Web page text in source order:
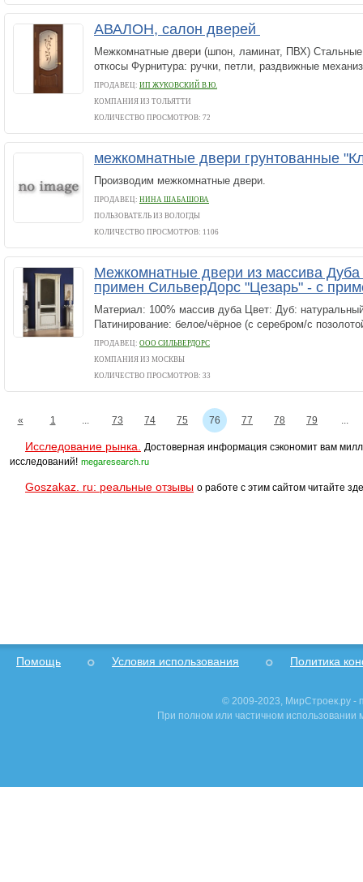
АВАЛОН, салон дверей
Межкомнатные двери (шпон, ламинат, ПВХ)
откосы Фурнитура: ручки, петли, раздвижные
ПРОДАВЕЦ: ИП ЖУКОВСКИЙ В.Ю.
КОМПАНИЯ ИЗ ТОЛЬЯТТИ
КОЛИЧЕСТВО ПРОСМОТРОВ: 72
межкомнатные двери грунтованные
Производим межкомнатные двери.
ПРОДАВЕЦ: НИНА ШАБАШОВА
ПОЛЬЗОВАТЕЛЬ ИЗ ВОЛОГДЫ
КОЛИЧЕСТВО ПРОСМОТРОВ: 1106
Межкомнатные двери из массива Дуба
примен СильверДорс "Цезарь" - с
Материал: 100% массив дуба Цвет: Дуб:
Патинирование: белое/чёрное (с серебром/с
ПРОДАВЕЦ: ООО СИЛЬВЕРДОРС
КОМПАНИЯ ИЗ МОСКВЫ
КОЛИЧЕСТВО ПРОСМОТРОВ: 33
« 1 ... 73 74 75 76 77 78 79 ...
Исследование рынка.
Достоверная информация сэкономит вам
исследований! megaresearch.ru
Goszakaz. ru: реальные отзывы о работе с этим сайтом читайте
Помощь Условия использования Политика
© 2009-2023, МирСтроек.ру -
При полном или частичном использовании